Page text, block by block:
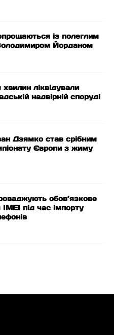
із полеглим
Йорданом
ліквідували
надвірній споруді
Дзямко став срібним
Європи з жиму
обов’язкове
під час імпорту